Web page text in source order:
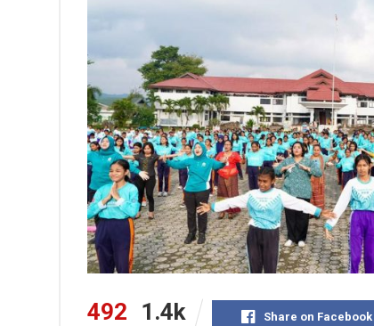
492 1.4k Share on Facebook